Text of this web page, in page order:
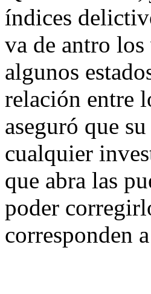
índices
va de antro
algunos
relación entre
aseguró que
cualquier
que abra las
poder
corresponden